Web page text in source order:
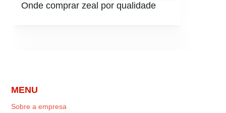
Onde comprar zeal por qualidade
MENU
Sobre a empresa